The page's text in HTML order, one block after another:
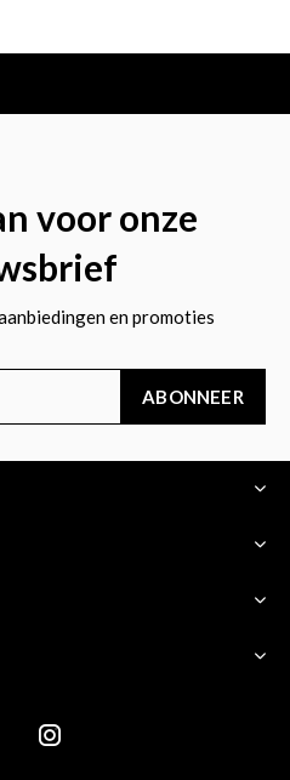
voor onze
en promoties
ABONNEER